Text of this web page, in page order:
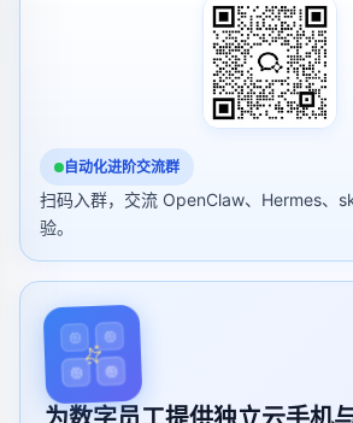
自动化进阶交流群
扫码入群，交流 OpenClaw、Hermes、
验。